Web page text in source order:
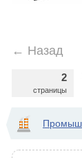
← Назад
2
страницы